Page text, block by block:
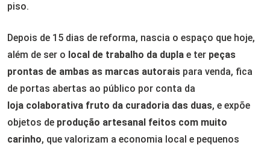
piso.
Depois de 15 dias de reforma, nascia o espaço que hoje,
além de ser o local de trabalho da dupla e ter peças
prontas de ambas as marcas autorais para venda, fica
de portas abertas ao público por conta da
loja colaborativa fruto da curadoria das duas, e expõe
objetos de produção artesanal feitos com muito
carinho, que valorizam a economia local e pequenos